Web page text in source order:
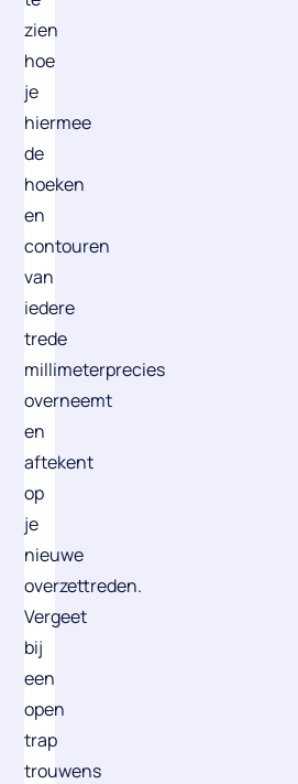
zien
hoe
je
hiermee
de
hoeken
en
contouren
van
iedere
trede
millimeterprecies
overneemt
en
aftekent
op
je
nieuwe
overzettreden.
Vergeet
bij
een
open
trap
trouwens